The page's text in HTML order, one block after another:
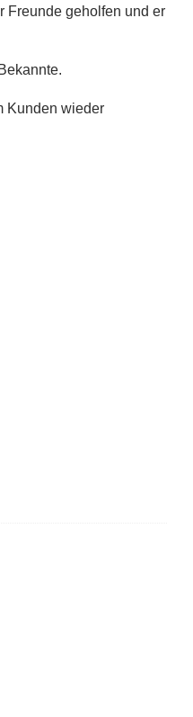
Freunde geholfen und er
Kunden wieder